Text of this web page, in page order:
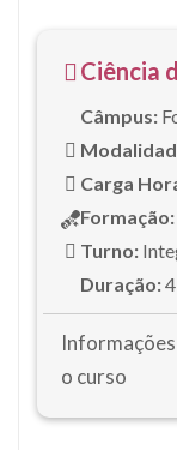
Ciência
Câmpus:
Carga
Formação:
Turno:
Duração:
o curso